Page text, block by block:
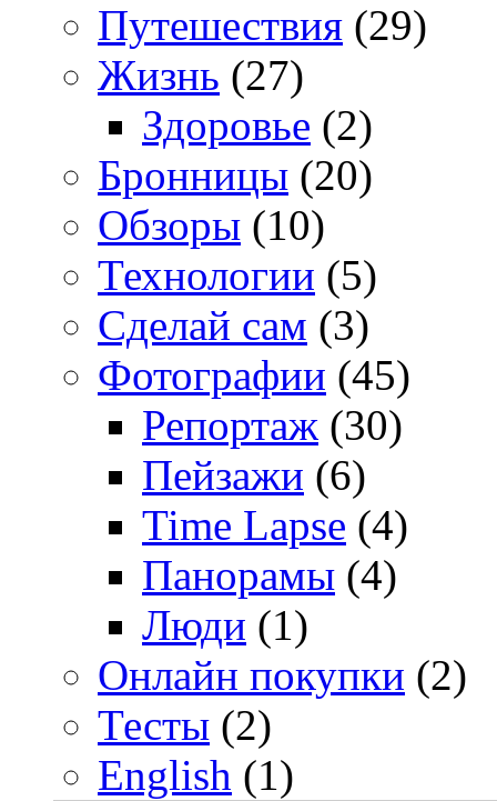
Путешествия (29)
Жизнь (27)
Здоровье (2)
Бронницы (20)
Обзоры (10)
Технологии (5)
Сделай сам (3)
Фотографии (45)
Репортаж (30)
Пейзажи (6)
Time Lapse (4)
Панорамы (4)
Люди (1)
Онлайн покупки (2)
Тесты (2)
English (1)